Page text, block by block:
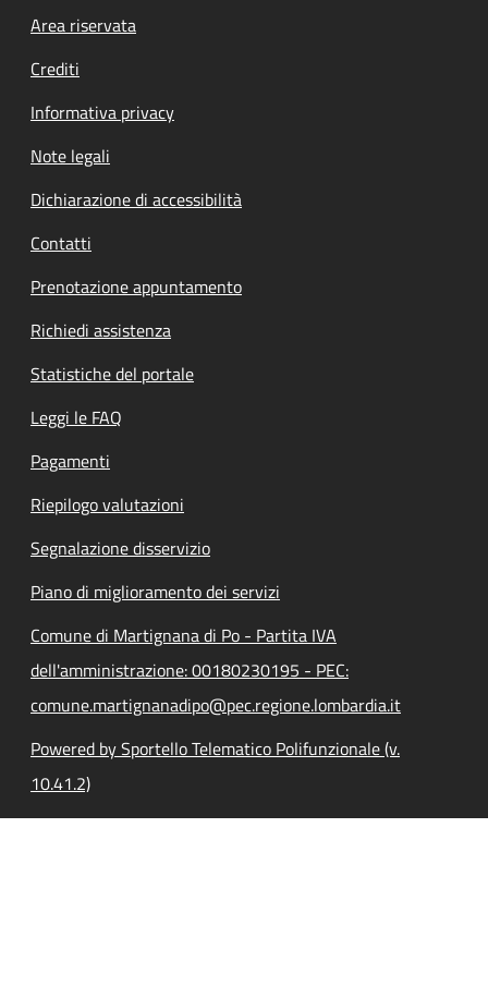
Footer menu
Area riservata
Crediti
Informativa privacy
Note legali
Dichiarazione di accessibilità
Contatti
Prenotazione appuntamento
Richiedi assistenza
Statistiche del portale
Leggi le FAQ
Pagamenti
Riepilogo valutazioni
Segnalazione disservizio
Piano di miglioramento dei servizi
Comune di Martignana di Po - Partita IVA
dell'amministrazione: 00180230195 - PEC:
comune.martignanadipo@pec.regione.lombardia.it
Powered by Sportello Telematico Polifunzionale (v.
10.41.2)